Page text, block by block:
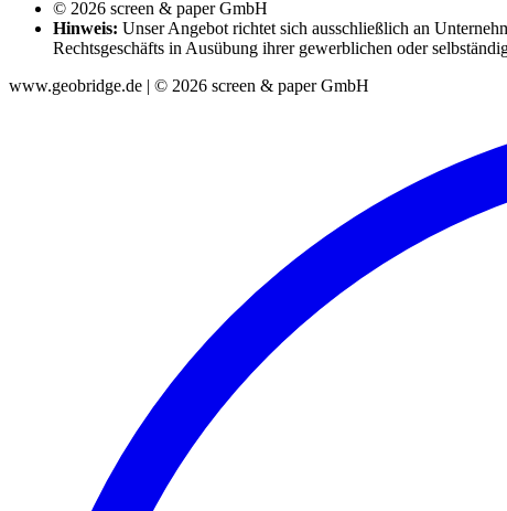
© 2026 screen & paper GmbH
Hinweis: Unser Angebot richtet sich ausschließlich an
Rechtsgeschäfts in Ausübung ihrer gewerblichen oder
www.geobridge.de | © 2026 screen & paper GmbH